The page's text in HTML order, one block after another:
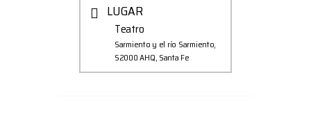
LUGAR
Teatro
Sarmiento y el río Sarmiento,
S2000 AHQ, Santa Fe